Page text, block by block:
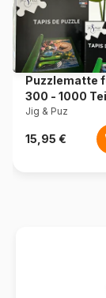
Teileanzahl
Maße
Puzzlematte
300 - 1000
Jig & Puz